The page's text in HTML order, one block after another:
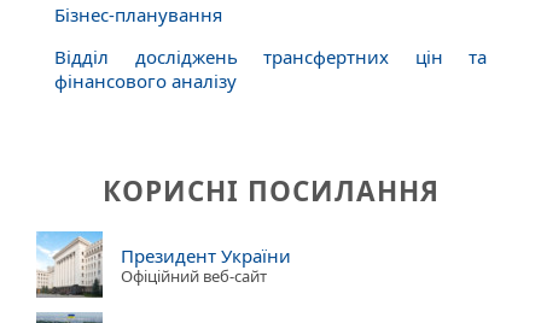
Бізнес-планування
Відділ досліджень трансфертних цін та
фінансового аналізу
КОРИСНІ ПОСИЛАННЯ
Президент України
Офіційний веб-сайт